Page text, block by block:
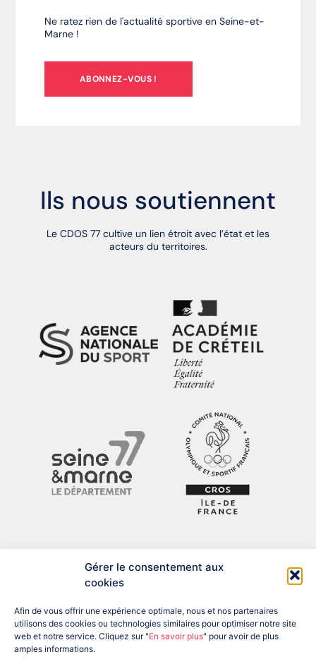
Gérer le consentement aux
cookies
Afin de vous offrir une expérience optimale, nous et nos partenaires
utilisons des cookies ou technologies similaires pour optimiser notre site
web et notre service. Cliquez sur "En savoir plus" pour avoir de plus
amples informations.
Ne ratez rien de l'actualité sportive en Seine-et-
Marne !
ABONNEZ-VOUS !
Ils nous soutiennent
Le CDOS 77 cultive un lien étroit avec l’état et les
acteurs du territoires.
ADRESSE : 12 BIS RUE DU PRÉSIDENT DESPATYS, 77007 MELUN